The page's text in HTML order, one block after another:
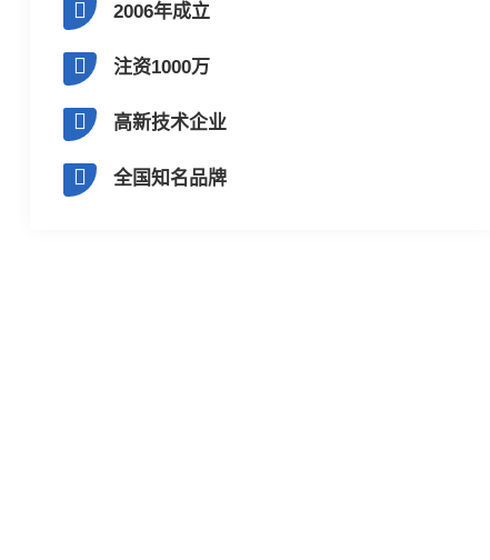
2006年成立
注资1000万
高新技术企业
全国知名品牌